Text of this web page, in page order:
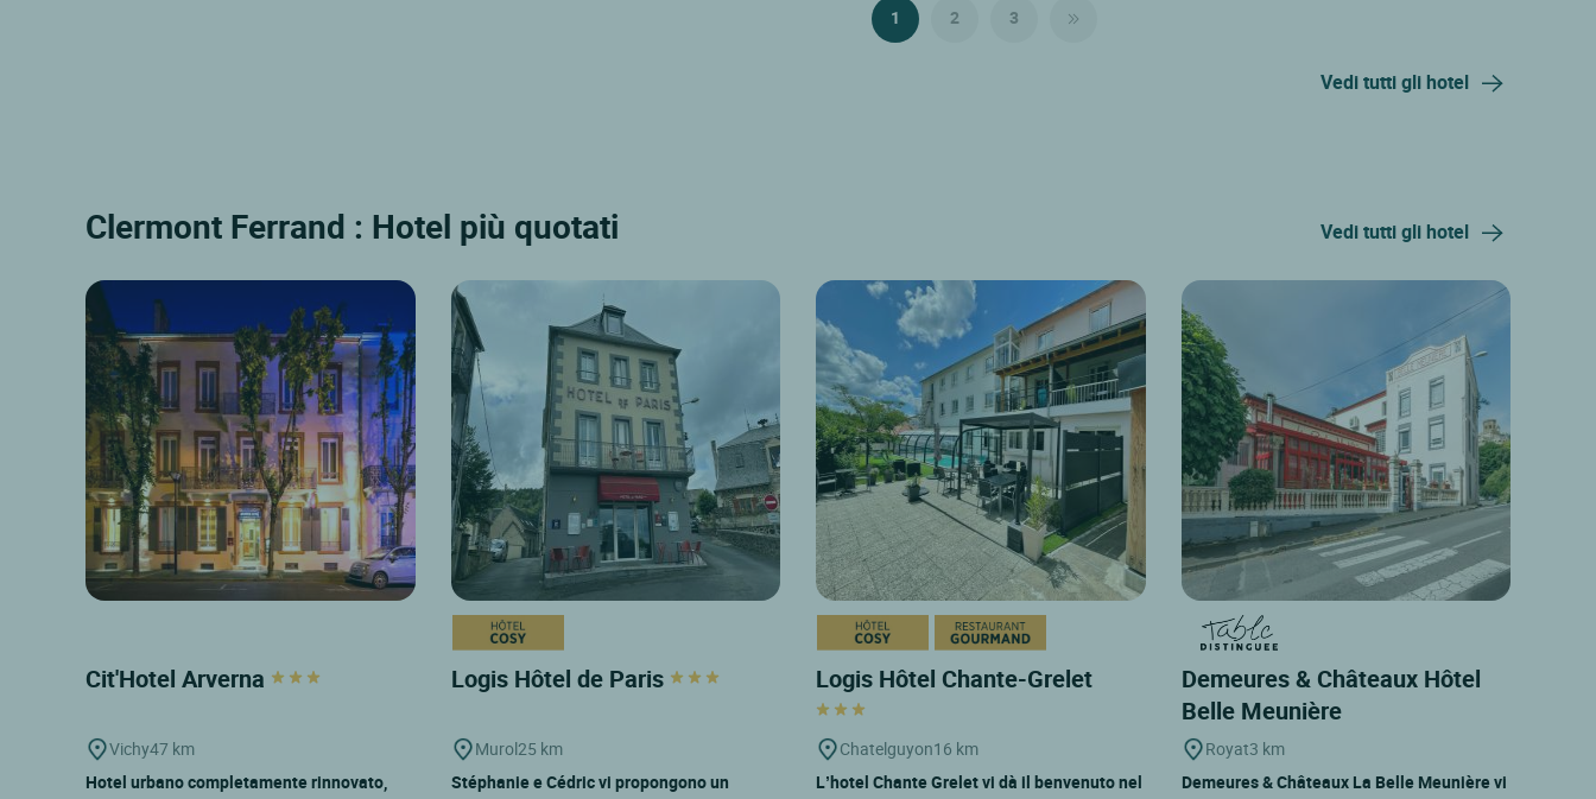
1 2 3
Vedi tutti gli hotel
Clermont Ferrand : Hotel più quotati Vedi tutti gli hotel
Cit'Hotel Arverna
Vichy47 km
Hotel urbano completamente rinnovato,
Logis Hôtel de Paris
Murol25 km
Stéphanie e Cédric vi propongono un
Logis Hôtel Chante-Grelet
Chatelguyon16 km
L’hotel Chante Grelet vi dà il benvenuto nel
Demeures & Châteaux Hôtel
Belle Meunière
Royat3 km
Demeures & Châteaux La Belle Meunière vi